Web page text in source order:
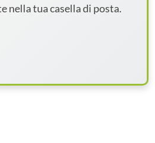
nella tua casella di posta.